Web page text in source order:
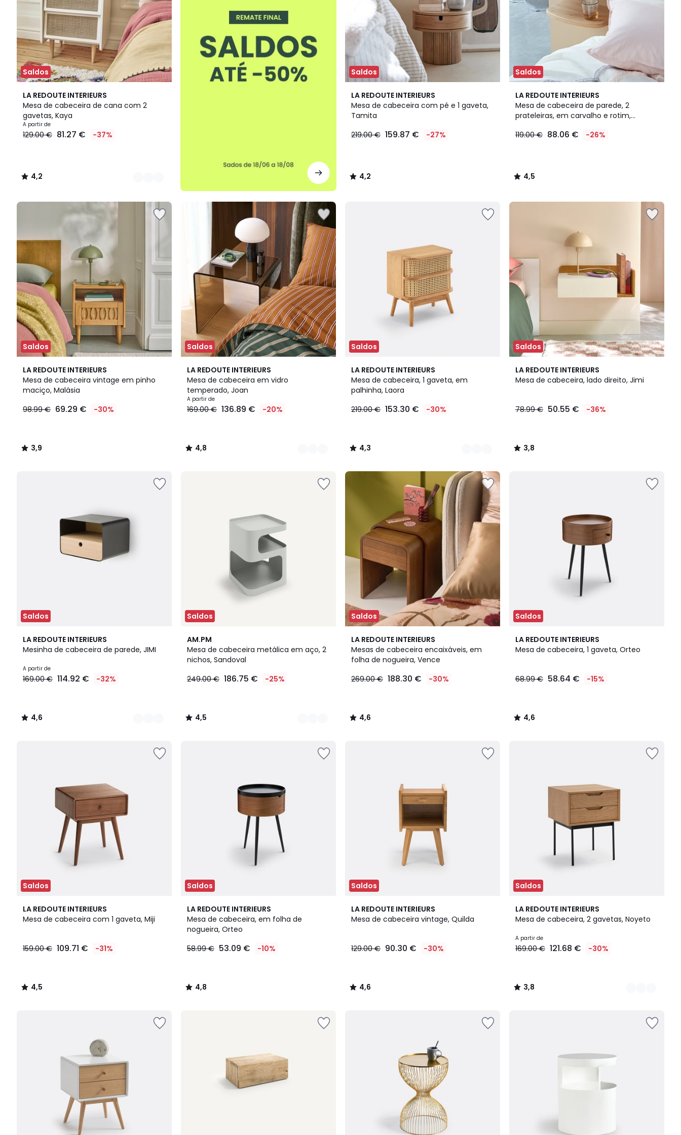
Saldos
LA REDOUTE INTERIEURS
Mesa de cabeceira de cana com 2
gavetas, Kaya
A partir de
129.00 € 81.27 € -37%
4,2
/ 5
3
Cores
4,2
/
Saldos
LA REDOUTE INTERIEURS
Mesa de cabeceira com pé e 1 gaveta,
Tamita
219.00 € 159.87 € -27%
4,2
/ 5
4,2
/
Saldos
LA REDOUTE INTERIEURS
Mesa de cabeceira de parede, 2
prateleiras, em carvalho e rotim,
119.00 € 88.06 € -26%
4,5
/ 5
4,5
/
Saldos
LA REDOUTE INTERIEURS
Mesa de cabeceira vintage em pinho
maciço, Malásia
98.99 € 69.29 € -30%
3,9
/ 5
3,9
/
Saldos
LA REDOUTE INTERIEURS
Mesa de cabeceira em vidro
temperado, Joan
A partir de
169.00 € 136.89 € -20%
4,8
/ 5
2
Cores
4,8
/
Saldos
LA REDOUTE INTERIEURS
Mesa de cabeceira, 1 gaveta, em
palhinha, Laora
219.00 € 153.30 € -30%
4,3
/ 5
2
Cores
4,3
/
Saldos
LA REDOUTE INTERIEURS
Mesa de cabeceira, lado direito, Jimi
78.99 € 50.55 € -36%
3,8
/ 5
3,8
/
Saldos
LA REDOUTE INTERIEURS
Mesinha de cabeceira de parede, JIMI
A partir de
169.00 € 114.92 € -32%
4,6
/ 5
3
Cores
4,6
/
Saldos
AM.PM
Mesa de cabeceira metálica em aço, 2
nichos, Sandoval
249.00 € 186.75 € -25%
4,5
/ 5
2
Cores
4,5
/
Saldos
LA REDOUTE INTERIEURS
Mesas de cabeceira encaixáveis, em
folha de nogueira, Vence
269.00 € 188.30 € -30%
4,6
/ 5
4,6
/
Saldos
LA REDOUTE INTERIEURS
Mesa de cabeceira, 1 gaveta, Orteo
68.99 € 58.64 € -15%
4,6
/ 5
4,6
/
Saldos
LA REDOUTE INTERIEURS
Mesa de cabeceira com 1 gaveta, Miji
159.00 € 109.71 € -31%
4,5
/ 5
4,5
/
Saldos
LA REDOUTE INTERIEURS
Mesa de cabeceira, em folha de
nogueira, Orteo
58.99 € 53.09 € -10%
4,8
/ 5
4,8
/
Saldos
LA REDOUTE INTERIEURS
Mesa de cabeceira vintage, Quilda
129.00 € 90.30 € -30%
4,6
/ 5
4,6
/
Saldos
LA REDOUTE INTERIEURS
Mesa de cabeceira, 2 gavetas, Noyeto
A partir de
169.00 € 121.68 € -30%
3,8
/ 5
2
Cores
3,8
/